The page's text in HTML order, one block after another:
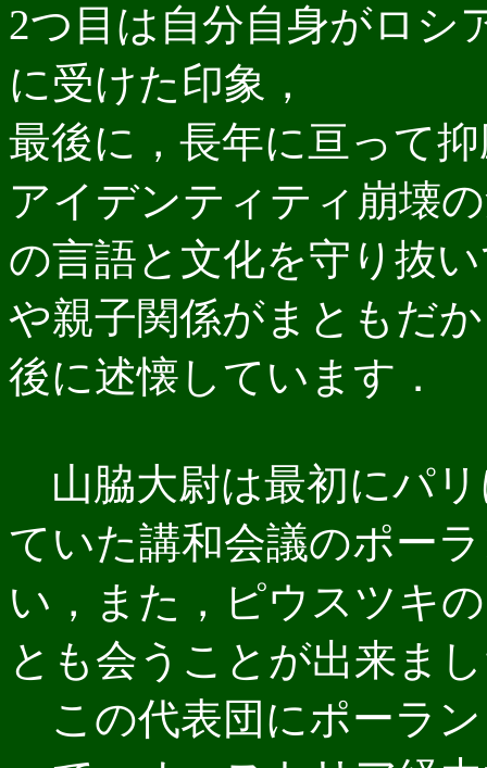
2つ目は自分自身がロシ
に受けた印象，
最後に，長年に亘って
アイデンティティ崩壊
の言語と文化を守り抜
や親子関係がまともだ
後に述懐しています．
山脇大尉は最初にパ
ていた講和会議のポー
い，また，ピウスツキ
とも会うことが出来ま
この代表団にポーラ